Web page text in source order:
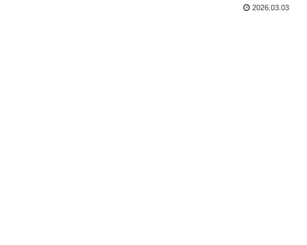
2026.03.03